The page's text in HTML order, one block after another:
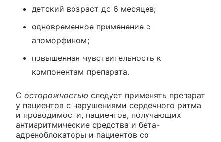
детский возраст до 6 месяцев;
одновременное применение с
апоморфином;
повышенная чувствительность к
компонентам препарата.
С осторожностью следует применять препарат
у пациентов с нарушениями сердечного ритма
и проводимости, пациентов, получающих
антиаритмические средства и бета-
адреноблокаторы и пациентов со